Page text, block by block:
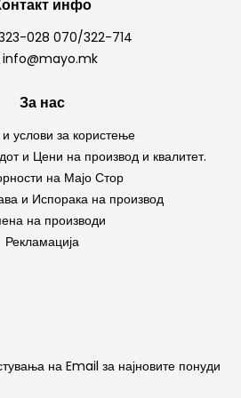
инфо
028 070/322-714
За нас
услови за користење
и Цени на производ и квалитет.
на Мајо Стор
и Испорака на производ
на производи
Рекламација
на Email за најновите понуди